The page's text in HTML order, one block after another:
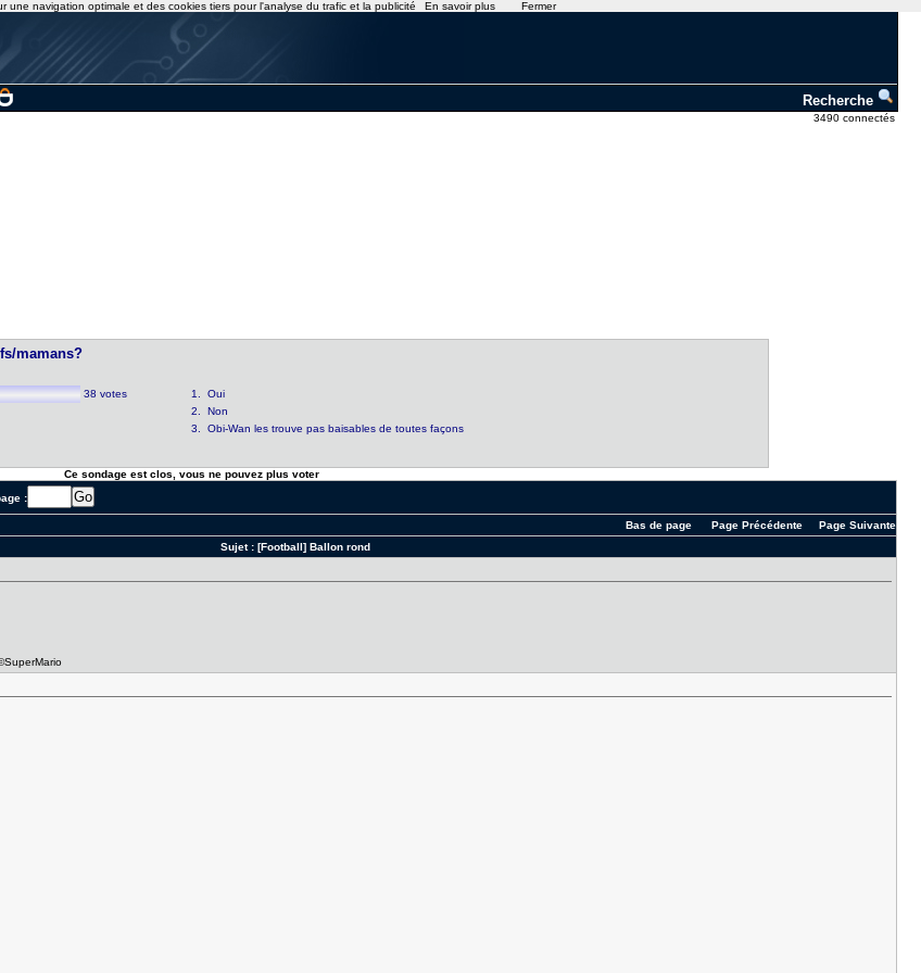
Recherche
3490 connectés
mamans?
38 votes
1. Oui
2. Non
3. Obi-Wan les trouve pas baisables de toutes façons
Ce sondage est clos, vous ne pouvez plus voter
:
Page Suivante
Page Précédente
Bas de page
Sujet : [Football] Ballon rond
une navigation optimale et des cookies tiers pour l'analyse du trafic et la publicité En savoir plus Fermer